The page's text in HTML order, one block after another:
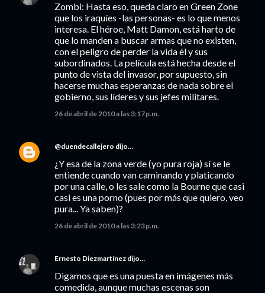
Zombi: Hasta eso, queda claro en Green Zone
que los iraquíes -las personas- es lo que menos
interesa. El héroe, Matt Damon, está harto de
que lo manden a buscar armas que no existen,
con el peligro de perder la vida él y sus
subordinados. La película está hecha desde el
punto de vista del invasor, por supuesto, sin
hacerse muchas esperanzas de nada sobre el
gobierno, sus líderes y sus jefes militares.
26 de abril de 2010 a las 3:17 p.m.
@duendecallejero dijo…
¿Y esa de la zona verde (yo pura roja) sí se le
entiende cuando van caminando y platicando
por una calle, o les sale como la Bourne que casi
casi es una porno (pues por más que quiero, veo
pura... Ya saben)?
26 de abril de 2010 a las 3:23 p.m.
Ernesto Diezmartínez dijo…
Digamos que es una puesta en imágenes más
comedida, aunque muchas escenas son